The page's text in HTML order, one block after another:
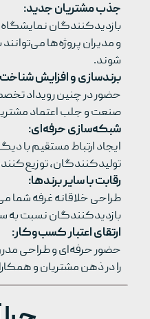
جذب مشتریان جدید:
بازدیدکنندگان نمایشگاه
و مدیران پروژه‌ها
شوند.
برندسازی و افزایش شناخت
حضور در چنین رویداد
صنعت و جلب اعتماد
شبکه‌سازی حرفه‌ای:
ایجاد ارتباط مستقیم با
تولیدکنندگان،
رقابت با سایر برندها:
طراحی خلاقانه غرفه شما
بازدیدکنندگان نسبت به
ارتقای اعتبار کسب‌وکار:
حضور حرفه‌ای و طراحی
را در ذهن مشتریان و